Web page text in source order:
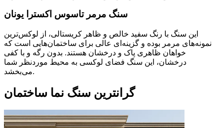
سنگ مرمر تاسوس اکسترا یونان
این سنگ با رنگ سفید خالص و ظاهر کریستالی، از لوکس‌ترین
نمونه‌های مرمر بوده و گزینه‌ای عالی برای ساختمان‌هایی است که
خواهان ظاهری پاک و درخشان هستند. بدون رگه و با کفی
درخشان، این سنگ فضای لوکسی به محیط موردنظر شما
می‌بخشد.
گرانترین سنگ نما ساختمان